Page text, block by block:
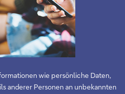
wie persönliche Daten,
anderer Personen an unbekannten